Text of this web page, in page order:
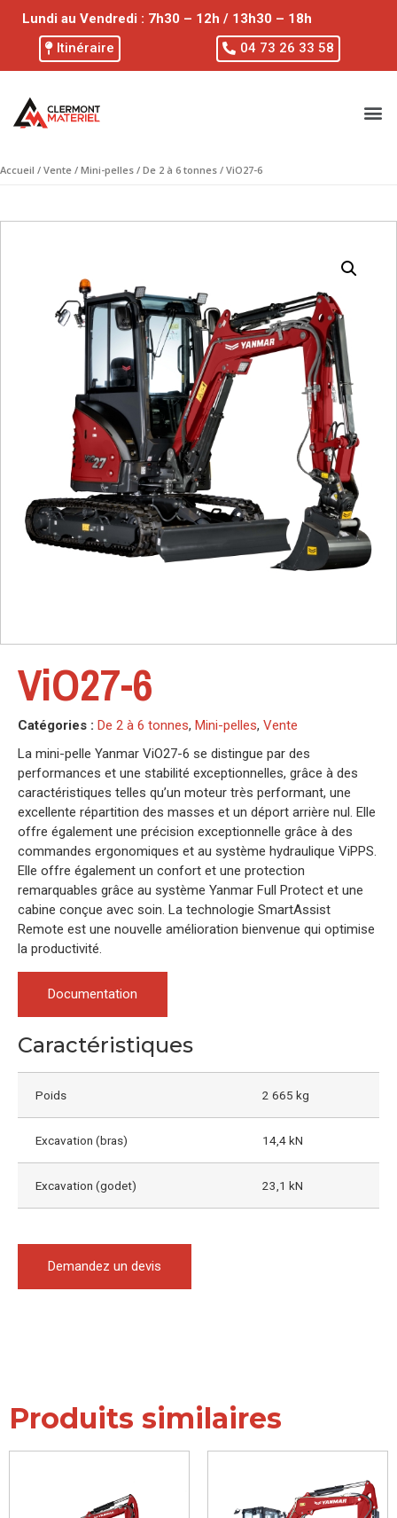
Lundi au Vendredi : 7h30 – 12h / 13h30 – 18h
Itinéraire
04 73 26 33 58
Accueil / Vente / Mini-pelles / De 2 à 6 tonnes / ViO27-6
ViO27-6
Catégories : De 2 à 6 tonnes, Mini-pelles, Vente
La mini-pelle Yanmar ViO27-6 se distingue par des
performances et une stabilité exceptionnelles, grâce à des
caractéristiques telles qu’un moteur très performant, une
excellente répartition des masses et un déport arrière nul. Elle
offre également une précision exceptionnelle grâce à des
commandes ergonomiques et au système hydraulique ViPPS.
Elle offre également un confort et une protection
remarquables grâce au système Yanmar Full Protect et une
cabine conçue avec soin. La technologie SmartAssist
Remote est une nouvelle amélioration bienvenue qui optimise
la productivité.
Documentation
Caractéristiques
Poids 2 665 kg
Excavation (bras) 14,4 kN
Excavation (godet) 23,1 kN
Demandez un devis
Produits similaires